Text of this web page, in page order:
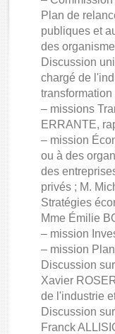
Rapports
Rapports législatifs
Rapports sur
Baromètre de
Dossiers législatifs
Budget et sécurité
Questions écrites
Comptes rendus
Plan de
publiques et
des
Discussion
chargé de
– missions
ERRANTE,
– mission
ou à des
des
privés ; M.
Stratégies
Mme Émilie
– mission
– mission
Discussion
Xavier
de l'industrie
Discussion
Franck